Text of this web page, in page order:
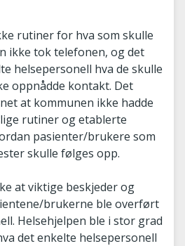
rutiner for hva som skulle
ikke tok telefonen, og det
helsepersonell hva de skulle
oppnådde kontakt. Det
at kommunen ikke hadde
rutiner og etablerte
pasienter/brukere som
skulle følges opp.
at viktige beskjeder og
brukerne ble overført
Helsehjelpen ble i stor grad
det enkelte helsepersonell